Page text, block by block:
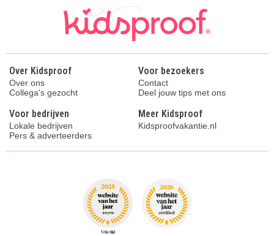
Over Kidsproof
Over ons
Collega's gezocht
Voor bezoekers
Contact
Deel jouw tips met ons
Voor bedrijven
Lokale bedrijven
Pers & adverteerders
Meer Kidsproof
Kidsproofvakantie.nl